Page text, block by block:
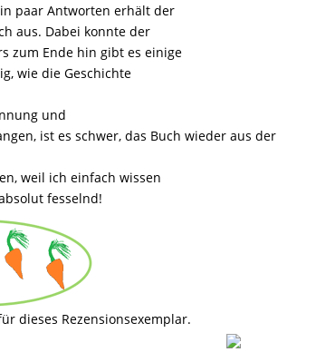
paar Antworten erhält der
aus. Dabei konnte der
zum Ende hin gibt es einige
wie die Geschichte
und
ist es schwer, das Buch wieder aus der
weil ich einfach wissen
fesselnd!
dieses Rezensionsexemplar.